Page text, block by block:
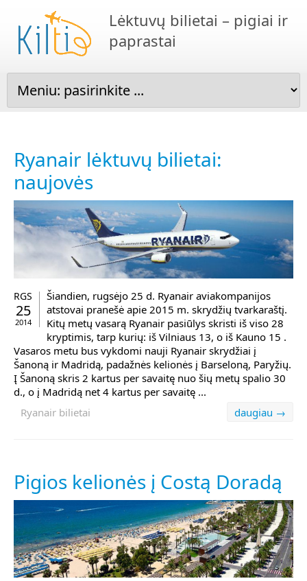
Lėktuvų bilietai – pigiai ir
paprastai
Ryanair lėktuvų bilietai:
naujovės
RGS
25
2014
Šiandien, rugsėjo 25 d. Ryanair aviakompanijos
atstovai pranešė apie 2015 m. skrydžių tvarkaraštį.
Kitų metų vasarą Ryanair pasiūlys skristi iš viso 28
kryptimis, tarp kurių: iš Vilniaus 13, o iš Kauno 15 .
Vasaros metu bus vykdomi nauji Ryanair skrydžiai į
Šanoną ir Madridą, padažnės kelionės į Barseloną, Paryžių.
Į Šanoną skris 2 kartus per savaitę nuo šių metų spalio 30
d., o į Madridą net 4 kartus per savaitę ...
daugiau →
Ryanair bilietai
Pigios kelionės į Costą Doradą